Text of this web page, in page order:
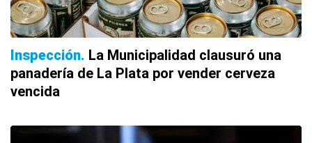
Inspección La Municipalidad clausuró una
panadería de La Plata por vender cerveza
vencida